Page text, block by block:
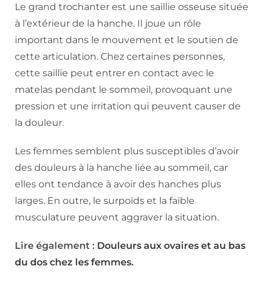
Le grand trochanter est une saillie osseuse située
à l’extérieur de la hanche. Il joue un rôle
important dans le mouvement et le soutien de
cette articulation. Chez certaines personnes,
cette saillie peut entrer en contact avec le
matelas pendant le sommeil, provoquant une
pression et une irritation qui peuvent causer de
la douleur.
Les femmes semblent plus susceptibles d’avoir
des douleurs à la hanche liée au sommeil, car
elles ont tendance à avoir des hanches plus
larges. En outre, le surpoids et la faible
musculature peuvent aggraver la situation.
Lire également : Douleurs aux ovaires et au bas
du dos chez les femmes.